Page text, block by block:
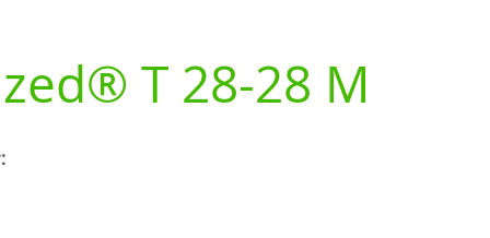
T 28-28 M